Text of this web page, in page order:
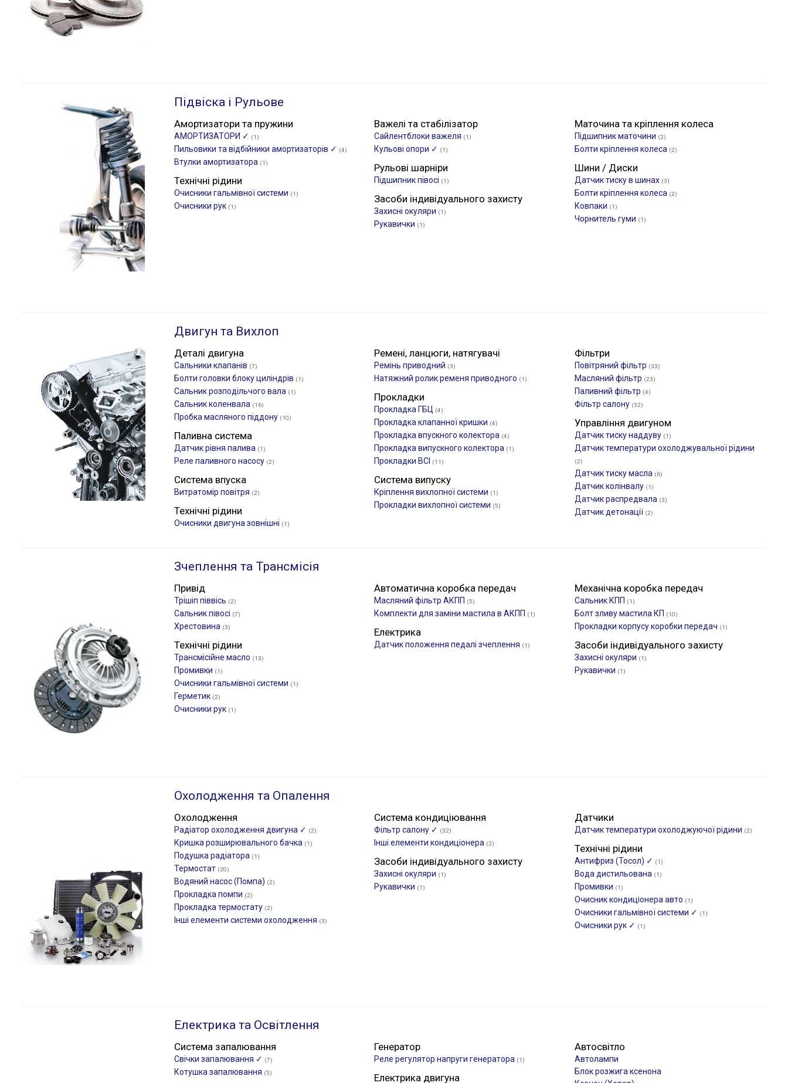
Підвіска і Рульове
Амортизатори та пружини
АМОРТИЗАТОРИ ✓ (1)
Пильовики та відбійники амортизаторів ✓ (4)
Втулки амортизатора (1)
Важелі та стабілізатор
Сайлентблоки важеля (1)
Кульові опори ✓ (1)
Маточина та кріплення колеса
Підшипник маточини (2)
Болти кріплення колеса (2)
Рульові шарніри
Підшипник півосі (1)
Шини / Диски
Датчик тиску в шинах (3)
Болти кріплення колеса (2)
Ковпаки (1)
Чорнитель гуми (1)
Технічні рідини
Очисники гальмівної системи (1)
Очисники рук (1)
Засоби індивідуального захисту
Захисні окуляри (1)
Рукавички (1)
Двигун та Вихлоп
Деталі двигуна
Сальники клапанів (7)
Болти головки блоку циліндрів (1)
Сальник розподільчого вала (1)
Сальник коленвала (16)
Пробка масляного піддону (10)
Ремені, ланцюги, натягувачі
Ремінь приводний (3)
Натяжний ролик ременя приводного (1)
Фільтри
Повітряний фільтр (33)
Масляний фільтр (23)
Паливний фільтр (4)
Фільтр салону (32)
Прокладки
Прокладка ГБЦ (4)
Прокладка клапанної кришки (4)
Прокладка впускного колектора (4)
Прокладка випускного колектора (1)
Прокладки ВСІ (11)
Управління двигуном
Датчик тиску наддуву (1)
Датчик температури охолоджувальної рідини
(2)
Датчик тиску масла (6)
Датчик колінвалу (1)
Датчик распредвала (3)
Датчик детонації (2)
Паливна система
Датчик рівня палива (1)
Реле паливного насосу (2)
Система впуска
Витратомір повітря (2)
Система випуску
Кріплення вихлопної системи (1)
Прокладки вихлопної системи (5)
Технічні рідини
Очисники двигуна зовнішні (1)
Зчеплення та Трансмісія
Привід
Трішіп піввісь (2)
Сальник півосі (7)
Хрестовина (3)
Автоматична коробка передач
Масляний фільтр АКПП (5)
Комплекти для заміни мастила в АКПП (1)
Механічна коробка передач
Сальник КПП (1)
Болт зливу мастила КП (10)
Прокладки корпусу коробки передач (1)
Електрика
Датчик положення педалі зчеплення (1)
Технічні рідини
Трансмісійне масло (13)
Промивки (1)
Очисники гальмівної системи (1)
Герметик (2)
Очисники рук (1)
Засоби індивідуального захисту
Захисні окуляри (1)
Рукавички (1)
Охолодження та Опалення
Охолодження
Радіатор охолодження двигуна ✓ (2)
Кришка розширювального бачка (1)
Подушка радіатора (1)
Термостат (20)
Водяний насос (Помпа) (2)
Прокладка помпи (2)
Прокладка термостату (2)
Інші елементи системи охолодження (3)
Система кондиціювання
Фільтр салону ✓ (32)
Інші елементи кондиціонера (2)
Датчики
Датчик температури охолоджуючої рідини (2)
Технічні рідини
Антифриз (Тосол) ✓ (1)
Вода дистильована (1)
Промивки (1)
Очисник кондиціонера авто (1)
Очисники гальмівної системи ✓ (1)
Очисники рук ✓ (1)
Засоби індивідуального захисту
Захисні окуляри (1)
Рукавички (1)
Електрика та Освітлення
Система запалювання
Свічки запалювання ✓ (7)
Котушка запалювання (5)
Генератор
Реле регулятор напруги генератора (1)
Автосвітло
Автолампи
Блок розжига ксенона
Електрика двигуна